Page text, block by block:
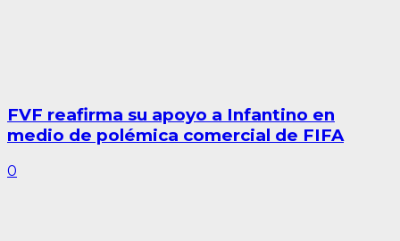
FVF reafirma su apoyo a Infantino en
medio de polémica comercial de FIFA
0